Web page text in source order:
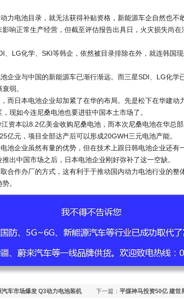
电池目录，就无法获得补贴资格，新能源车企自然也不
响正常生产经营，但截至评估报告出具日，火灾损失尚
LG化学、SKI等韩企，依然被目录排除在外，就连韩国
业与中国的新能源车已渐行渐远。而三星SDI、LG化学
弱。
日本电池企业却加紧了在华的布局。先是松下在华建动
现如今连尼桑电池也要进驻中国本土市场了。
本以8.2亿美金收购尼桑电池，而本次尼桑电池在华总
亿元，项目全部达产后可以形成20GWH三元电池产能。
企业虽然有量的优势，但在技术上跟日韩电池企业还有
出中国市场之后，日本电池企业刚好弥补了这一空缺。
作办厂的方式，这有利于于推动国内动力电池行业的整
。
车市场爆发 Q3动力电池装机
下一篇： 平煤神马投资50亿 建世